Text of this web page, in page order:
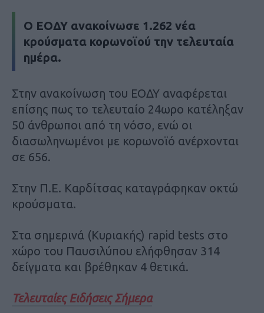
Ο ΕΟΔΥ ανακοίνωσε 1.262 νέα
κρούσματα κορωνοϊού την τελευταία
ημέρα.
Στην ανακοίνωση του ΕΟΔΥ αναφέρεται
επίσης πως το τελευταίο 24ωρο κατέληξαν
50 άνθρωποι από τη νόσο, ενώ οι
διασωληνωμένοι με κορωνοϊό ανέρχονται
σε 656.
Στην Π.Ε. Καρδίτσας καταγράφηκαν οκτώ
κρούσματα.
Στα σημερινά (Κυριακής) rapid tests στο
χώρο του Παυσιλύπου ελήφθησαν 314
δείγματα και βρέθηκαν 4 θετικά.
Τελευταίες Ειδήσεις Σήμερα